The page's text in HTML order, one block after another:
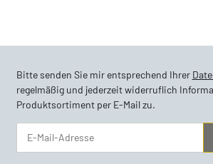
Bitte senden Sie mir entsprechend Ihrer
regelmäßig und jederzeit widerruflich
Produktsortiment per E-Mail zu.